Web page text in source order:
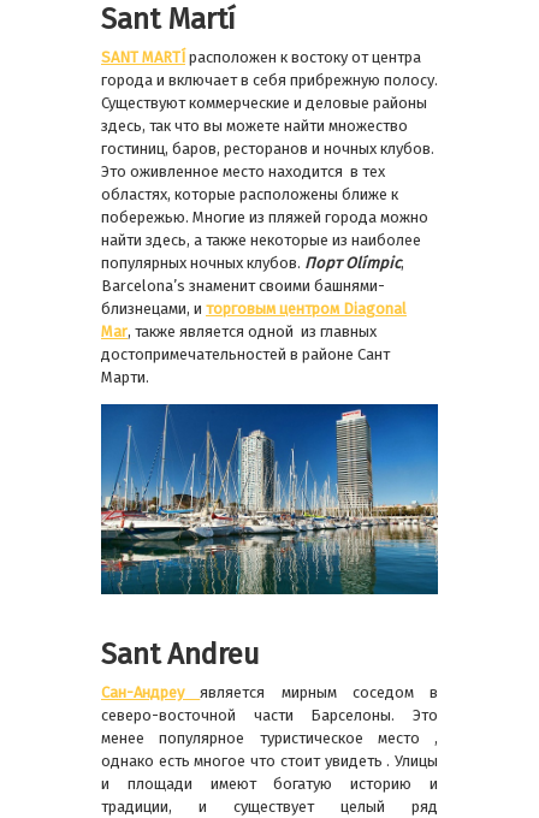
Sant Martí
SANT MARTÍ ­расположен к востоку от центра
города и включает в себя прибрежную полосу.
Существуют коммерческие и деловые районы
здесь, так что вы можете найти множество
гостиниц, баров, ресторанов и ночных клубов.
Это оживленное место находится в тех
областях, которые расположены ближе к
побережью. Многие из пляжей города можно
найти здесь, а также некоторые из наиболее
популярных ночных клубов. Порт Olímpic,
Barcelona’s знаменит своими башнями-
близнецами, и торговым центром Diagonal
Mar, также является одной из главных
достопримечательностей в районе Сант
Марти.
Sant Andreu
Сан-Андреуявляется мирным соседом в
северо-восточной части Барселоны. Это
менее популярное туристическое место ,
однако есть многое что стоит увидеть . Улицы
и площади имеют богатую историю и
традиции, и существует целый ряд